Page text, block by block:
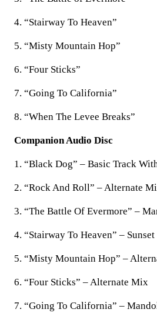
4. “Stairway To Heaven”
5. “Misty Mountain Hop”
6. “Four Sticks”
7. “Going To California”
8. “When The Levee Breaks”
Companion Audio Disc
1. “Black Dog” – Basic Track
2. “Rock And Roll” – Alternate
3. “The Battle Of Evermore” –
4. “Stairway To Heaven” –
5. “Misty Mountain Hop” –
6. “Four Sticks” – Alternate Mix
7. “Going To California” –